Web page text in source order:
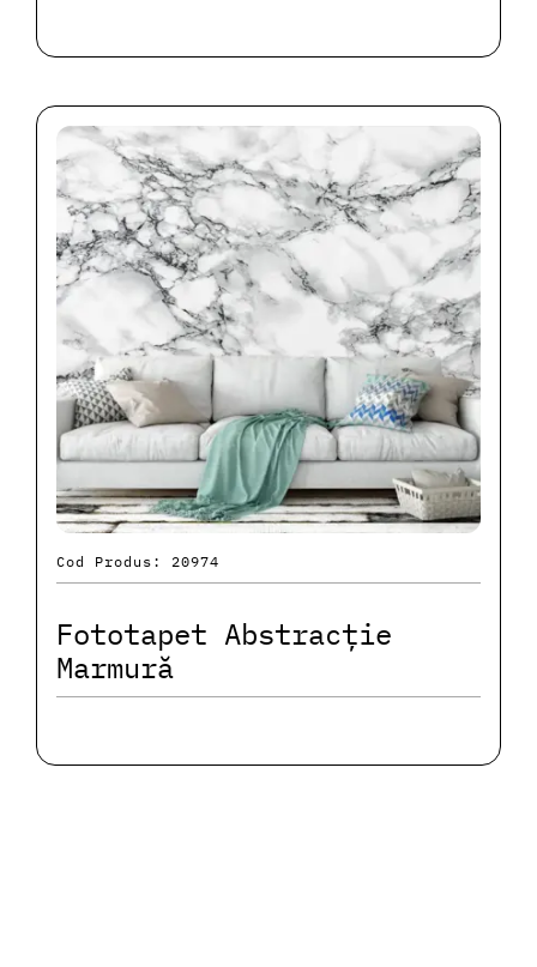
Cod Produs: 20974
Fototapet Abstracție
Marmură